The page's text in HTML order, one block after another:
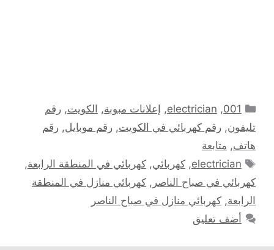
التصنيفات
001
,
electrician
, إعلانات مبوبة, الكويت,رقم
تليفون, رقم كهربائي في الكويت, رقم موبايل, رقم
هاتف, متابعة
الوسوم
electrician
,كهربائي,كهربائي في المنطقة الرابعة,
كهربائي في صباح الناصر , كهربائي منازل في المنطقة
الرابعة, كهربائي منازل في صباح الناصر
أضف تعليق